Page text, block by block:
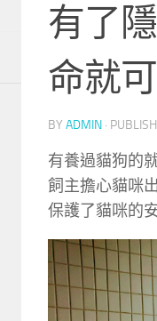
有了
命就
BY ADMIN ·
有養過貓狗的
飼主擔心貓咪
保護了貓咪的